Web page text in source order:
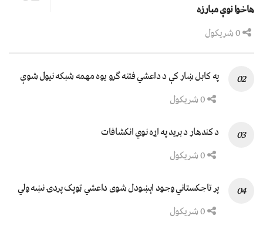
هاخوا نوې مبارزه
په کابل ښار کې د داعشي فتنه ګرو يوه مهمه شبکه نيول شوې
د کندهار د برید په اړه نوي انکشافات
پر تاجکستاني وجود اېښودل شوی داعشي ټوپک پردۍ نښه ولي